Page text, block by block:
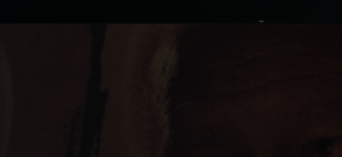
Novinky Živě